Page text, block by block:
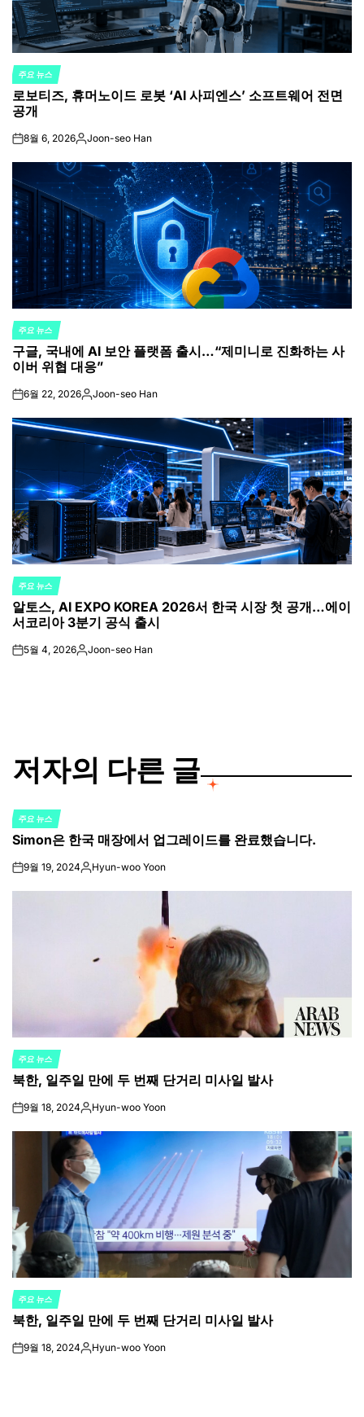
POSTED
IN
주요 뉴스
로보티즈, 휴머노이드 로봇 ‘AI 사피엔스’ 소프트웨어 전면
공개
on8월 6, 2026Posted
Joon-seo Han
POSTED
IN
주요 뉴스
구글, 국내에 AI 보안 플랫폼 출시…“제미니로 진화하는 사
이버 위협 대응”
on6월 22, 2026Posted
Joon-seo Han
POSTED
IN
주요 뉴스
알토스, AI EXPO KOREA 2026서 한국 시장 첫 공개…에이
서코리아 3분기 공식 출시
on5월 4, 2026Posted
Joon-seo Han
저자의 다른 글
POSTED
IN
주요 뉴스
Simon은 한국 매장에서 업그레이드를 완료했습니다.
on9월 19, 2024Posted
Hyun-woo Yoon
POSTED
IN
주요 뉴스
북한, 일주일 만에 두 번째 단거리 미사일 발사
on9월 18, 2024Posted
Hyun-woo Yoon
POSTED
IN
주요 뉴스
북한, 일주일 만에 두 번째 단거리 미사일 발사
on9월 18, 2024Posted
Hyun-woo Yoon